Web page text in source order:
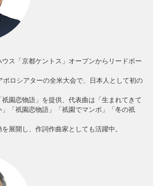
ス「京都ケントス」オープンからリードボー
ポロシアターの全米大会で、日本人として初の
園恋物語」を提供、代表曲は「生まれてきて
「祇園恋物語」「祇園でマンボ」「冬の祇
展開し、作詞作曲家としても活躍中。